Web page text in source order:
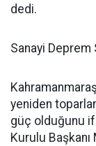
dedi.
Sanayi Deprem
yeniden
güç olduğunu
Kurulu